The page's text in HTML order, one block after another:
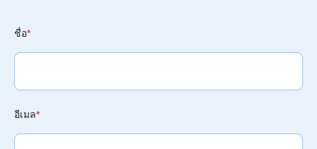
ชื่อ*
อีเมล*